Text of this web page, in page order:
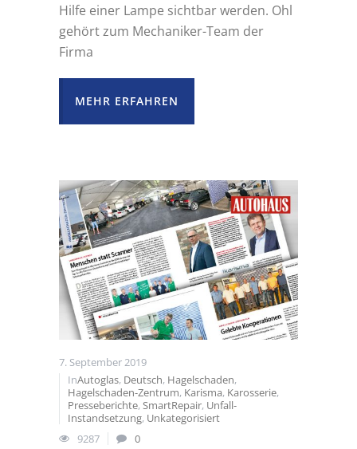
Hilfe einer Lampe sichtbar werden. Ohl
gehört zum Mechaniker-Team der
Firma
MEHR ERFAHREN
7. September 2019
InAutoglas, Deutsch, Hagelschaden,
Hagelschaden-Zentrum, Karisma, Karosserie,
Presseberichte,SmartRepair, Unfall-
Instandsetzung, Unkategorisiert
9287
0